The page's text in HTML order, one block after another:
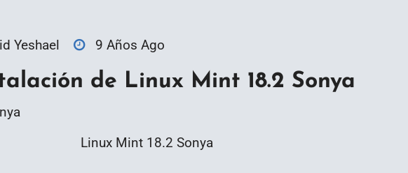
Yeshael 9 Años Ago
de Linux Mint 18.2 Sonya
Linux Mint 18.2 Sonya